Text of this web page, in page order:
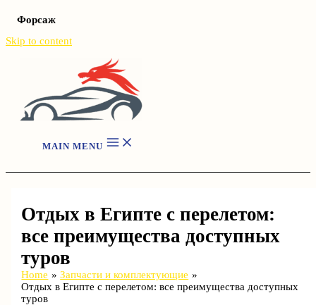
Форсаж
Skip to content
MAIN MENU
Отдых в Египте с перелетом:
все преимущества доступных
туров
Home
Запчасти и комплектующие
Отдых в Египте с перелетом: все преимущества доступных
туров